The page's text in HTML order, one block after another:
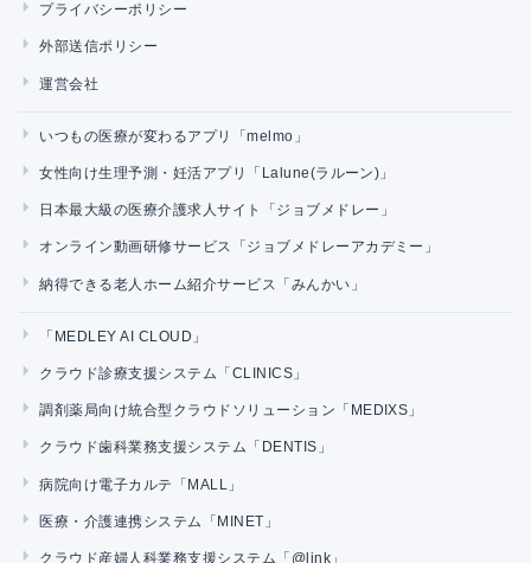
プライバシーポリシー
外部送信ポリシー
運営会社
いつもの医療が変わるアプリ「melmo」
女性向け生理予測・妊活アプリ「Lalune(ラルーン)」
日本最大級の医療介護求人サイト「ジョブメドレー」
オンライン動画研修サービス「ジョブメドレーアカデミー」
納得できる老人ホーム紹介サービス「みんかい」
「MEDLEY AI CLOUD」
クラウド診療支援システム「CLINICS」
調剤薬局向け統合型クラウドソリューション「MEDIXS」
クラウド歯科業務支援システム「DENTIS」
病院向け電子カルテ「MALL」
医療・介護連携システム「MINET」
クラウド産婦人科業務支援システム「@link」